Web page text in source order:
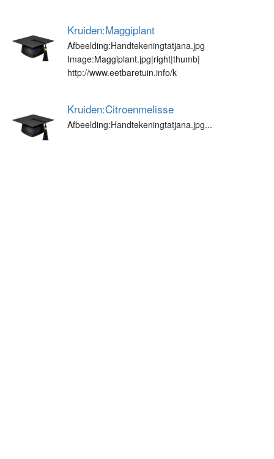
Kruiden:Maggiplant
Afbeelding:Handtekeningtatjana.jpg
Image:Maggiplant.jpg|right|thumb|
http://www.eetbaretuin.info/k
Kruiden:Citroenmelisse
Afbeelding:Handtekeningtatjana.jpg...